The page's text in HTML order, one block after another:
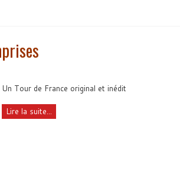
Un Tour de France original et inédit
Lire la suite...